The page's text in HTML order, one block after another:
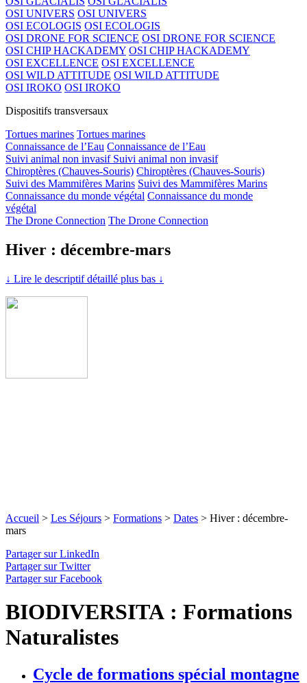
OSI UNIVERS OSI UNIVERS
OSI ECOLOGIS OSI ECOLOGIS
OSI DRONE FOR SCIENCE OSI DRONE FOR SCIENCE
OSI CHIP HACKADEMY OSI CHIP HACKADEMY
OSI EXCELLENCE OSI EXCELLENCE
OSI WILD ATTITUDE OSI WILD ATTITUDE
OSI IROKO OSI IROKO
Dispositifs transversaux
Tortues marines Tortues marines
Connaissance de l’Eau Connaissance de l’Eau
Suivi animal non invasif Suivi animal non invasif
Chiroptères (Chauves-Souris) Chiroptères (Chauves-Souris)
Suivi des Mammifères Marins Suivi des Mammifères Marins
Connaissance du monde végétal Connaissance du monde
végétal
The Drone Connection The Drone Connection
Hiver : décembre-mars
↓ Lire le descriptif détaillé plus bas ↓
Accueil > Les Séjours > Formations > Dates > Hiver : décembre-
mars
Partager sur LinkedIn
Partager sur Twitter
Partager sur Facebook
BIODIVERSITA : Formations
Naturalistes
Cycle de formations spécial montagne